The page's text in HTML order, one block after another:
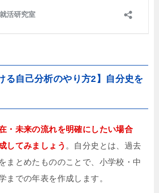
る自己分析のやり方2】自分史を
・未来の流れを明確にしたい場合
してみましょう 。自分史とは、過去
まとめたもののことで、小学校・中
までの年表を作成します。